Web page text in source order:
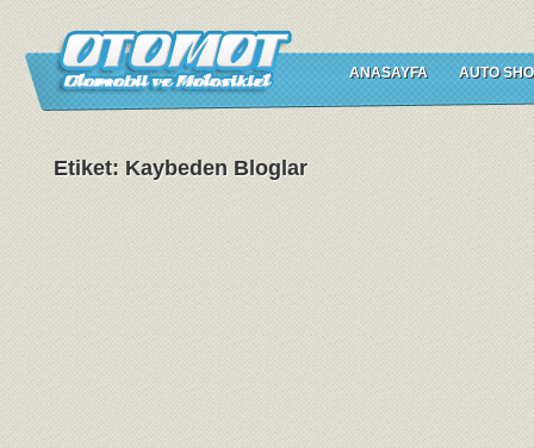
ANASAYFA AUTO
Etiket: Kaybeden Bloglar